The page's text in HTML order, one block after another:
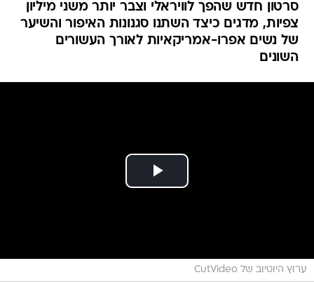
סרטון חדש שהפך לוויראלי וצבר יותר משני מיליון
צפיות, מדגים כיצד השתנו סגנונות האיפור והשיער
של נשים אפרו-אמריקאיות לאורך העשורים
השונים
ערוץ היוטיוב של CutVideo